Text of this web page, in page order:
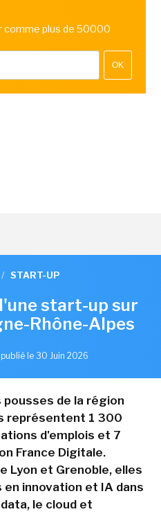
comme plus de 50000
OK
/ START-UP
start-up sur
Rhône-Alpes
publié le 30 Juin 2026
pousses de la région
représentent 1 300
d'emplois et 7
France Digitale.
Lyon et Grenoble, elles
innovation et IA dans
le cloud et